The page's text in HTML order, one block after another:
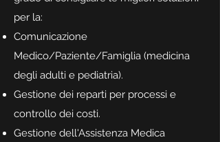
per la:
Comunicazione
Medico/Paziente/Famiglia (medicina
degli adulti e pediatria).
Gestione dei reparti per processi e
controllo dei costi.
Gestione dell'Assistenza Medica